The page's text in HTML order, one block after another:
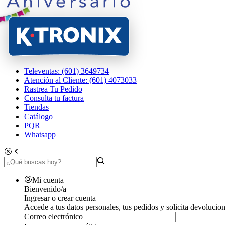
Televentas: (601) 3649734
Atención al Cliente: (601) 4073033
Rastrea Tu Pedido
Consulta tu factura
Tiendas
Catálogo
PQR
Whatsapp
Mi cuenta
Bienvenido/a
Ingresar o crear cuenta
Accede a tus datos personales, tus pedidos y solicita
Correo electrónico